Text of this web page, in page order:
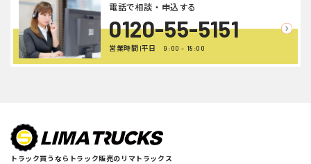
0120-55-5151
電話で相談・申込する
営業時間 |平日 9:00 - 18:00
トラック買うならトラック販売のリマトラックス